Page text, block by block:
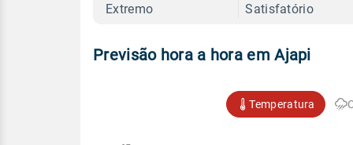
Extremo Satisfatório
Previsão hora a hora em Ajapi
Temperatura